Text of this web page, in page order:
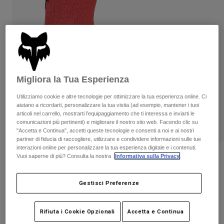
Pantaloni
Pantaloncini
Guanti
Protezioni
Maschere
Accessori
Parti di ricambio
Pantaloni
Guanti
Giacche
Protezioni
Maschere
Calze
Borse e accessori
Parti di ricambio
Vedi tutto
Donna
T-shirt
Felpe
Giacche
Pantaloni & Pantaloncini
Camicie
Vedi tutto
Bambini
Protezioni
Maschere
Calze
Vedi tutto
Moto
Caschi
Maglie​
Pantaloni
Maschere
Calzini Flexair Merino 15cm
38422-065-XS/S
€ 29.99
Migliora la Tua Esperienza
Utilizziamo cookie e altre tecnologie per ottimizzare la tua esperienza online. Ci
aiutano a ricordarti, personalizzare la tua visita (ad esempio, mantener i tuoi
articoli nel carrello, mostrarti l’equipaggiamento che ti interessa e inviarti le
comunicazioni più pertinenti) e migliorare il nostro sito web. Facendo clic su
"Accetta e Continua", accetti queste tecnologie e consenti a noi e ai nostri
partner di fiducia di raccogliere, utilizzare e condividere informazioni sulle tue
interazioni online per personalizzare la tua esperienza digitale e i contenuti.
Vuoi saperne di più? Consulta la nostra
Informativa sulla Privacy
Gestisci Preferenze
Rifiuta i Cookie Opzionali Accetta e Continua